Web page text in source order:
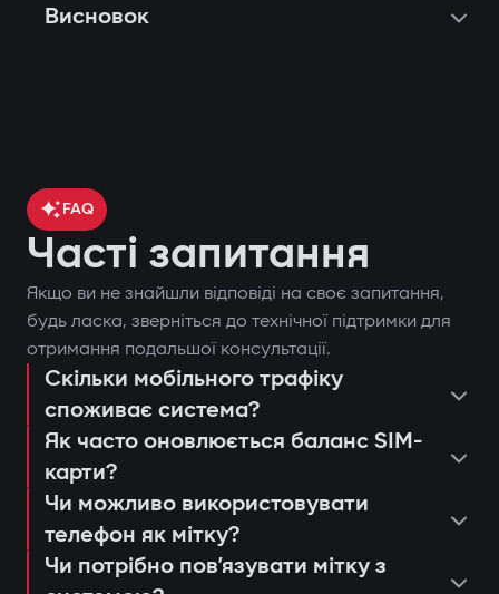
контроль місцезнаходження
автомобіля через GPS;
блокування двигуна при спробі
несанкціонованого запуску;
сповіщення через застосунок Gazer
Car;
дистанційний автозапуск двигуна;
ведення журналу подій та спроб
Захист від «електронної вудки»
Використання цифрової мітки з
шифруванням AES128, яку неможливо
поставити чи зняти автомобіль з
охорони;
запустити двигун дистанційно;
переглянути останні спрацьовування
або дії системи;
налаштувати push-сповіщення та
консультація та підбір оптимальної
Висновок
FAQ
Часті запитання
Якщо ви не знайшли відповіді на своє запитання,
будь ласка, зверніться до технічної підтримки для
отримання подальшої консультації.
Скільки мобільного трафіку
споживає система?
Як часто оновлюється баланс SIM-
карти?
Чи можливо використовувати
телефон як мітку?
Чи потрібно повʼязувати мітку з